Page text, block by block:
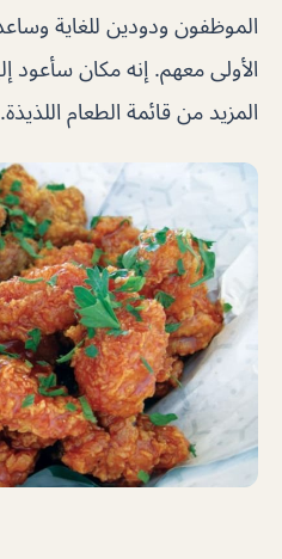
الموظفون ودودين للغاية
الأولى معهم. إنه مكان سأعود
المزيد من قائمة الطعام اللذيذة.